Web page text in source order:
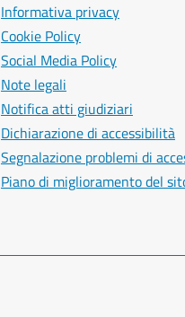
Informativa privacy
Cookie Policy
Social Media Policy
Note legali
Notifica atti giudiziari
Dichiarazione di accessibilità
Segnalazione problemi di
Piano di miglioramento del